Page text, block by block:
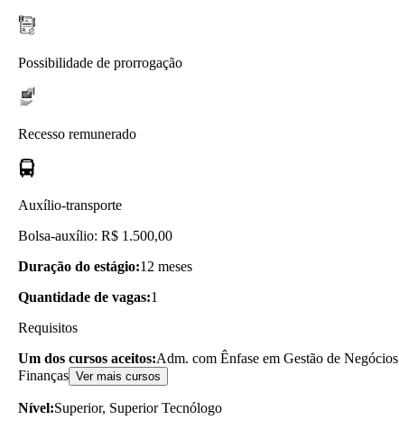
Possibilidade de prorrogação
Recesso remunerado
Auxílio-transporte
Bolsa-auxílio: R$ 1.500,00
Duração do estágio:12 meses
Quantidade de vagas:1
Requisitos
Um dos cursos aceitos:Adm. com Ênfase em Gestão de
Finanças Ver mais cursos
Nível:Superior, Superior Tecnólogo